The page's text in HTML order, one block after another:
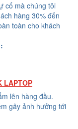
cố mà chúng tôi
hàng 30% đến
toàn cho khách
LAPTOP
lên hàng đầu.
gây ảnh hưởng tới